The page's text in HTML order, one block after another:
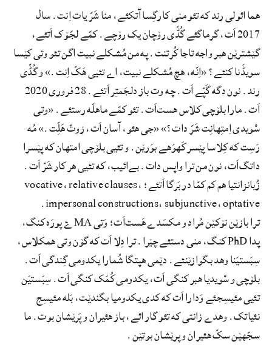
هما ائولی رند که تئو منی کارگِسا آتکئے، منا شَرّ یات اِنت. سال
2017 اَت، گرماگئے گُڈّی رۆچان یک رۆچے. کمّے لجّۆک اَتئے،
گێشترێن هبر واجه تاجا کُرتنت. په من مُشکلے نبیت اگن تئو وتی کێسا
سویڈَنا کنئے؟ «اِنّه، هچ مُشکلے نبیت، اے تئیی هَکّ اِنت.» و گُڈّی
رند. نون دگه گَپّے اَت. چه وت باز دلجَمتِر اَتئے. 28 فروری 2020
اَت. مارا بلۆچی کلاس هست‌اَت. تئو کمّے ماهلّه رستئے. «وتی
سْویدی اِمتِهانِت شَرّ دات؟» «جی هئو، آسان اَت، زوتّ هَلِّت.» مُه
رَسِت که کِلاسا پێسر کَهوَهے بوَرێن. و تئیی بلۆچی امتهان که پێسرا
داتگ‌اَت، نون من ترا واپس دات. بےائیب، که تئیی هر کار شَرّ اَت.
زُبانزانتیا هم کم کمّا در بَرگا اَتئے؛ vocative، relative clauses،
impersonal constructions، subjunctive، optative.
ترا بازێن نۆکێن مُراد و مکسَدے هَست‌اَت؛ وَتی MA ۓ پورَه کنگ،
پدا PhD کنگ، منی دستئے چێرا. ترا دِلا اَت که گۆن وتی همکلاس،
سِبَستیَنا وهد بگوازێنئے. دێمی هپتگا شُمارا یکدومی گِندگی اَت.
بلۆچی و سْویدیا هبر کنگی اَت، یکدومی کُمَک کنگی اَت. سِبَستیَن
تئیی مئیسِجئے وَدارا اَت که کدی یکدومیا بگندێت، بَله مئیسِج
نئیاتک. وهدے زانتی که تئو گار ائے، باز هئیران و پَرێشان بوت. ما
سجّهێن سکّ هئیران و پرێشان بوتێن.